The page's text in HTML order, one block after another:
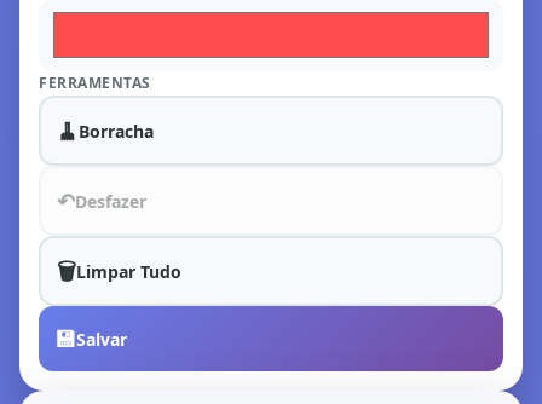
FERRAMENTAS
🧹 Borracha
↶Desfazer
🗑️Limpar Tudo
💾Salvar